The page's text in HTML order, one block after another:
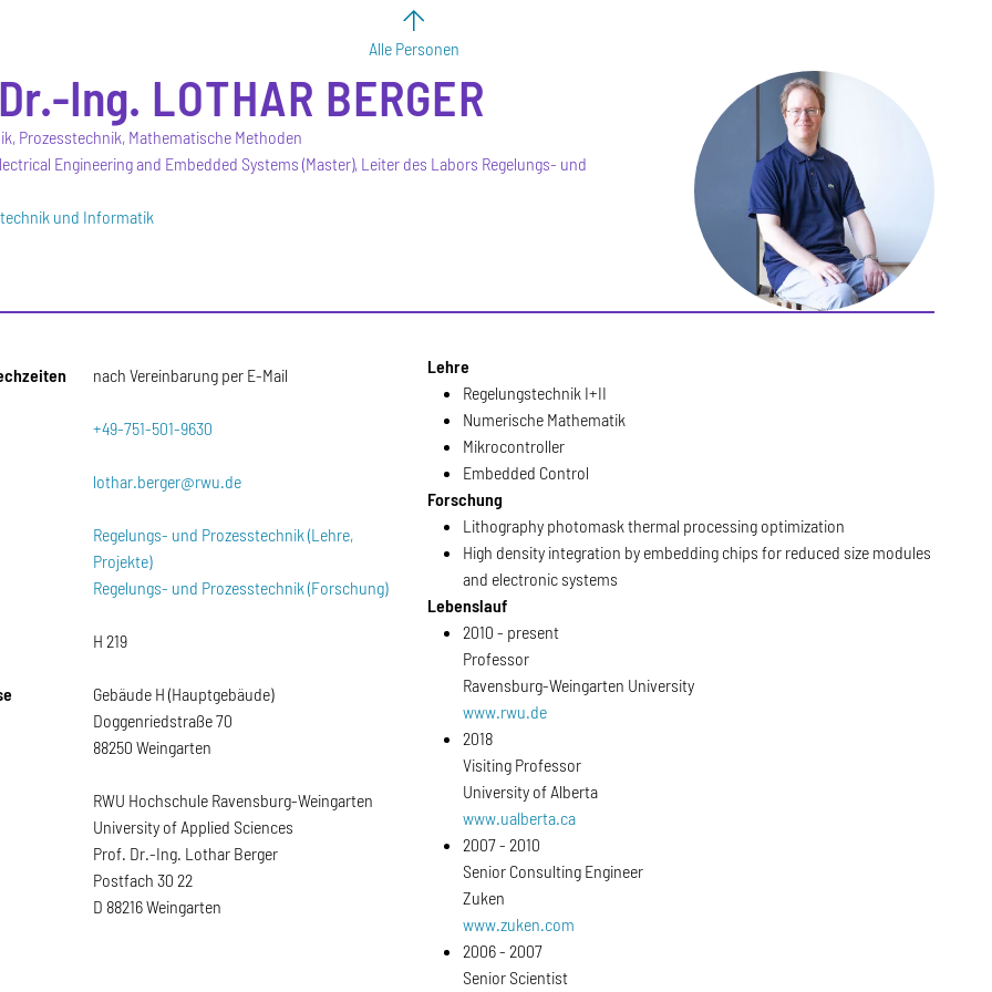
Alle Personen
Ing. LOTHAR BERGER
Prozesstechnik, Mathematische Methoden
Engineering and Embedded Systems (Master), Leiter des Labors Regelungs- und
und Informatik
nach Vereinbarung per E-Mail
+49-751-501-9630
lothar.berger@rwu.de
Regelungs- und Prozesstechnik (Lehre,
Projekte)
Regelungs- und Prozesstechnik (Forschung)
H 219
Gebäude H (Hauptgebäude)
Doggenriedstraße 70
88250 Weingarten
RWU Hochschule Ravensburg-Weingarten
University of Applied Sciences
Prof. Dr.-Ing. Lothar Berger
Postfach 30 22
D 88216 Weingarten
Lehre
Regelungstechnik I+II
Numerische Mathematik
Mikrocontroller
Embedded Control
Forschung
Lithography photomask thermal processing optimization
High density integration by embedding chips for reduced size modules
and electronic systems
Lebenslauf
2010 - present
Professor
Ravensburg-Weingarten University
www.rwu.de
2018
Visiting Professor
University of Alberta
www.ualberta.ca
2007 - 2010
Senior Consulting Engineer
Zuken
www.zuken.com
2006 - 2007
Senior Scientist